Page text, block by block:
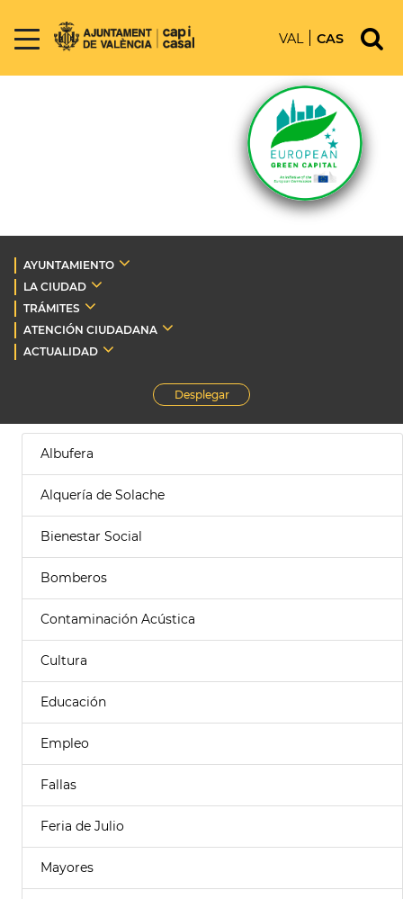
VAL CAS
AYUNTAMIENTO
LA CIUDAD
TRÁMITES
ATENCIÓN CIUDADANA
ACTUALIDAD
Desplegar
Albufera
Alquería de Solache
Bienestar Social
Bomberos
Contaminación Acústica
Cultura
Educación
Empleo
Fallas
Feria de Julio
Mayores